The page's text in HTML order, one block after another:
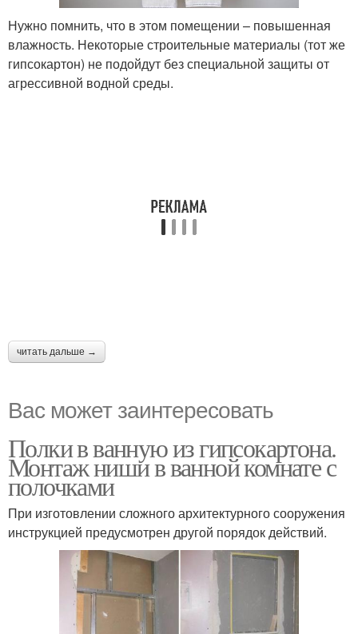
Нужно помнить, что в этом помещении – повышенная
влажность. Некоторые строительные материалы (тот же
гипсокартон) не подойдут без специальной защиты от
агрессивной водной среды.
читать дальше →
Вас может заинтересовать
Полки в ванную из гипсокартона.
Монтаж ниши в ванной комнате с
полочками
При изготовлении сложного архитектурного сооружения
инструкцией предусмотрен другой порядок действий.